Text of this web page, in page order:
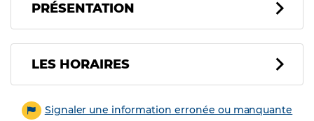
PRÉSENTATION
LES HORAIRES
Signaler une information erronée ou manquante